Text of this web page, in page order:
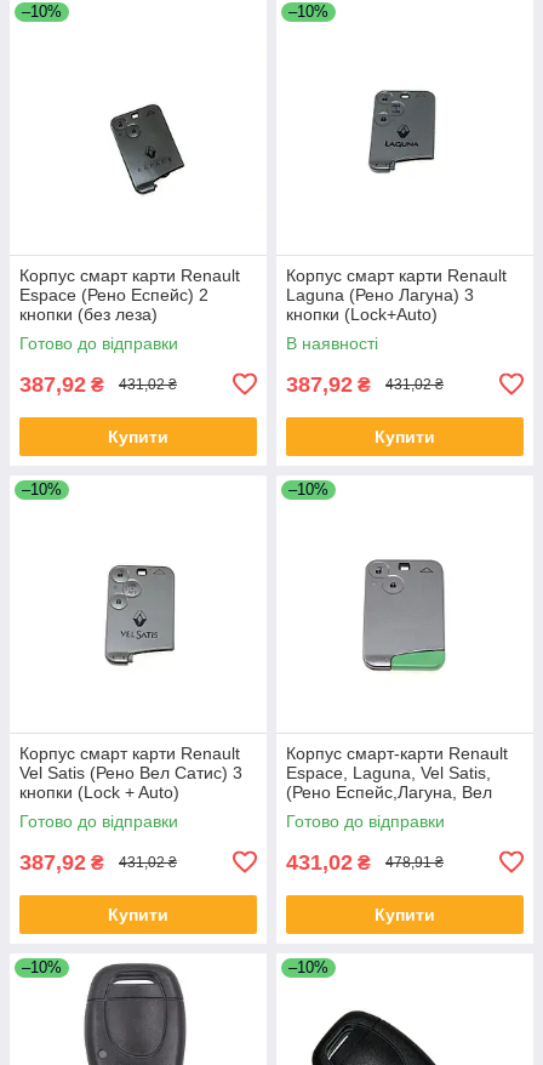
–10%
Корпус смарт карти Renault
Espace (Рено Еспейс) 2
кнопки (без леза)
Готово до відправки
387,92 ₴ 431,02 ₴
Купити
–10%
Корпус смарт карти Renault
Laguna (Рено Лагуна) 3
кнопки (Lock+Auto)
В наявності
387,92 ₴ 431,02 ₴
Купити
–10%
Корпус смарт карти Renault
Vel Satis (Рено Вел Сатис) 3
кнопки (Lock + Auto)
Готово до відправки
387,92 ₴ 431,02 ₴
Купити
–10%
Корпус смарт-карти Renault
Espace, Laguna, Vel Satis,
(Рено Еспейс,Лагуна, Вел
Сатіс) 2 кнопки (з лезом)
Готово до відправки
431,02 ₴ 478,91 ₴
Купити
–10% –10%